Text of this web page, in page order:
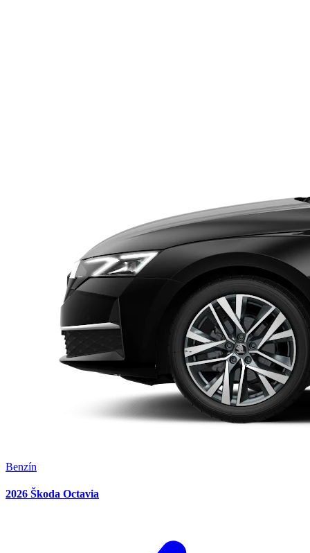
Benzín
2026 Škoda Octavia